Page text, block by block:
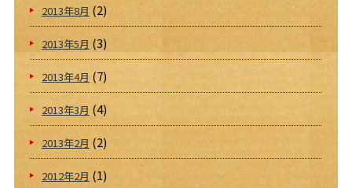
2013年8月 (2)
2013年5月 (3)
2013年4月 (7)
2013年3月 (4)
2013年2月 (2)
2012年2月 (1)